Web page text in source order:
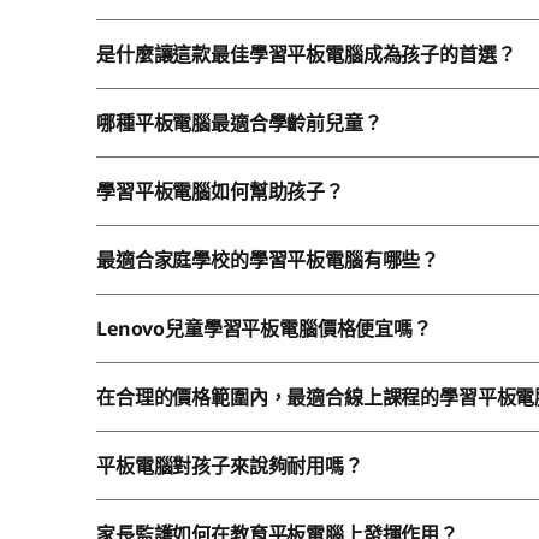
是什麼讓這款最佳學習平板電腦成為孩子的首選？
哪種平板電腦最適合學齡前兒童？
學習平板電腦如何幫助孩子？
最適合家庭學校的學習平板電腦有哪些？
Lenovo兒童學習平板電腦價格便宜嗎？
在合理的價格範圍內，最適合線上課程的學習平板
平板電腦對孩子來說夠耐用嗎？